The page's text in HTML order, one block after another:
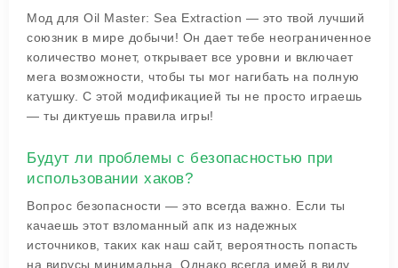
Мод для Oil Master: Sea Extraction — это твой лучший
союзник в мире добычи! Он дает тебе неограниченное
количество монет, открывает все уровни и включает
мега возможности, чтобы ты мог нагибать на полную
катушку. С этой модификацией ты не просто играешь
— ты диктуешь правила игры!
Будут ли проблемы с безопасностью при
использовании хаков?
Вопрос безопасности — это всегда важно. Если ты
качаешь этот взломанный апк из надежных
источников, таких как наш сайт, вероятность попасть
на вирусы минимальна. Однако всегда имей в виду,